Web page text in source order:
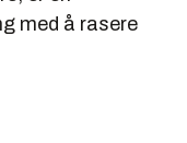
med å rasere